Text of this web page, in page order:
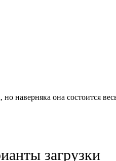
наверняка она состоится
загрузки